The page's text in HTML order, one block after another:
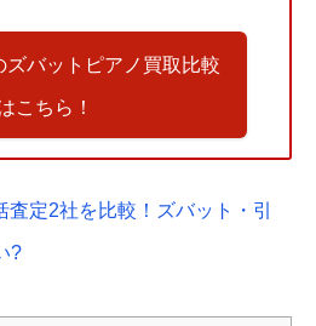
ズバットピアノ買取比較
こちら！
査定2社を比較！ズバット・引
?